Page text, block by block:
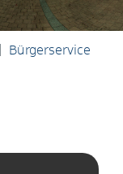
Bürgerservice